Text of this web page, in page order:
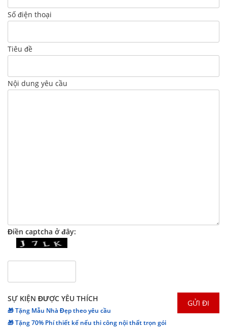
Số điện thoại
Tiêu đề
Nội dung yêu cầu
Điền captcha ở đây:
SỰ KIỆN ĐƯỢC YÊU THÍCH
🎁 Tặng Mẫu Nhà Đẹp theo yêu cầu
🎁 Tặng 70% Phí thiết kế nếu thi công nội thất trọn gói